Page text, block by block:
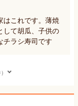
はこれです。薄焼
して胡瓜、子供の
チラシ寿司です